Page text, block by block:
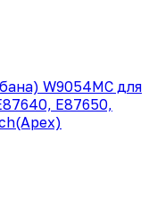
W9054MC для
E87650,